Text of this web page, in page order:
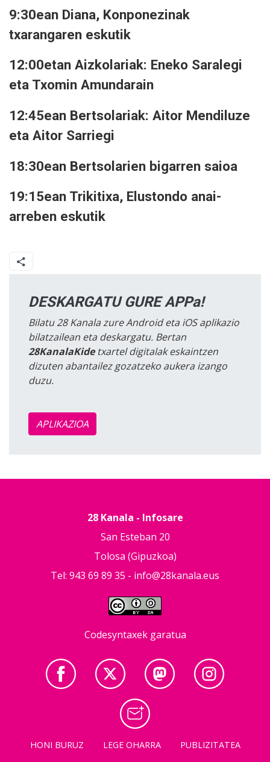
9:30ean Diana, Konponezinak
txarangaren eskutik
12:00etan Aizkolariak: Eneko Saralegi
eta Txomin Amundarain
12:45ean Bertsolariak: Aitor Mendiluze
eta Aitor Sarriegi
18:30ean Bertsolarien bigarren saioa
19:15ean Trikitixa, Elustondo anai-
arreben eskutik
DESKARGATU GURE APPa!
Bilatu 28 Kanala zure Android eta iOS aplikazio
bilatzailean eta deskargatu. Bertan
28KanalaKidetxartel digitalak eskaintzen
dizuten abantailez gozatzeko aukera izango
duzu.
APLIKAZIOA
28 Kanala - Infosare
San Esteban 20
Tolosa (Gipuzkoa)
Tel: 943 69 89 35 - info@28kanala.eus
Codesyntaxek garatua
HONI BURUZ LEGE OHARRA
PUBLIZITATEA